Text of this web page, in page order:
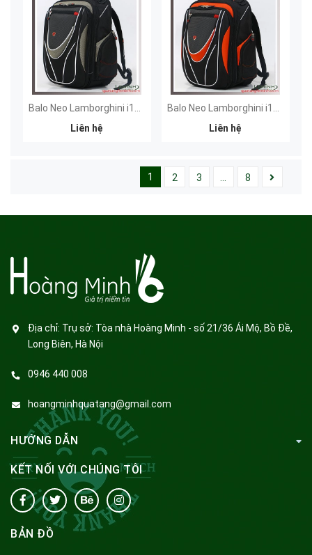
Liên hệ
Liên hệ
1 2 3 8
Địa chỉ: Trụ sở: Tòa nhà Hoàng Minh - số 21/36 Ái Mộ, Bồ Đề,
Long Biên, Hà Nội
0946 440 008
hoangminhquatang@gmail.com
HƯỚNG DẪN
KẾT NỐI VỚI CHÚNG TÔI
BẢN ĐỒ